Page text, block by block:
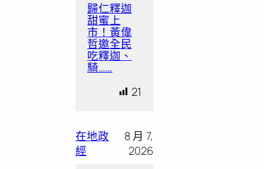
歸仁釋迦
甜蜜上
市！黃偉
哲邀全民
吃釋迦、
騎……
21
在地政
經
8 月 7,
2026